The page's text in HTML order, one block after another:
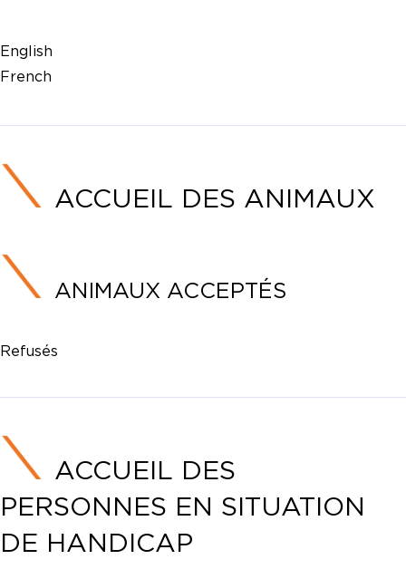
English
French
ACCUEIL DES ANIMAUX
ANIMAUX ACCEPTÉS
Refusés
ACCUEIL DES
PERSONNES EN SITUATION
DE HANDICAP